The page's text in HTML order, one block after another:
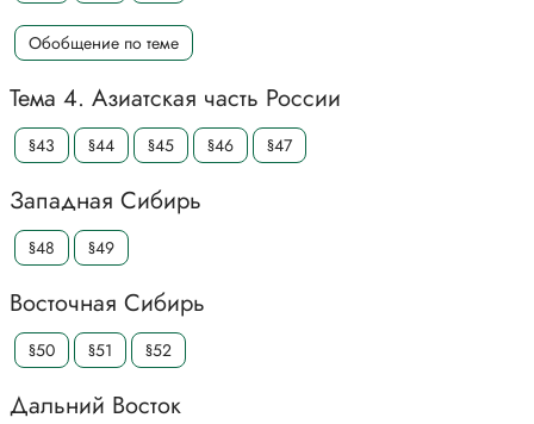
Обобщение по теме
Тема 4. Азиатская часть России
§43 §44 §45 §46 §47
Западная Сибирь
§48 §49
Восточная Сибирь
§50 §51 §52
Дальний Восток